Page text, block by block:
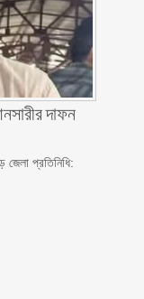
দাফন
প্রতিনিধি: